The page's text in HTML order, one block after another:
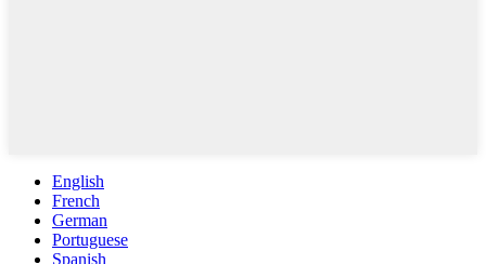
English
French
German
Portuguese
Spanish